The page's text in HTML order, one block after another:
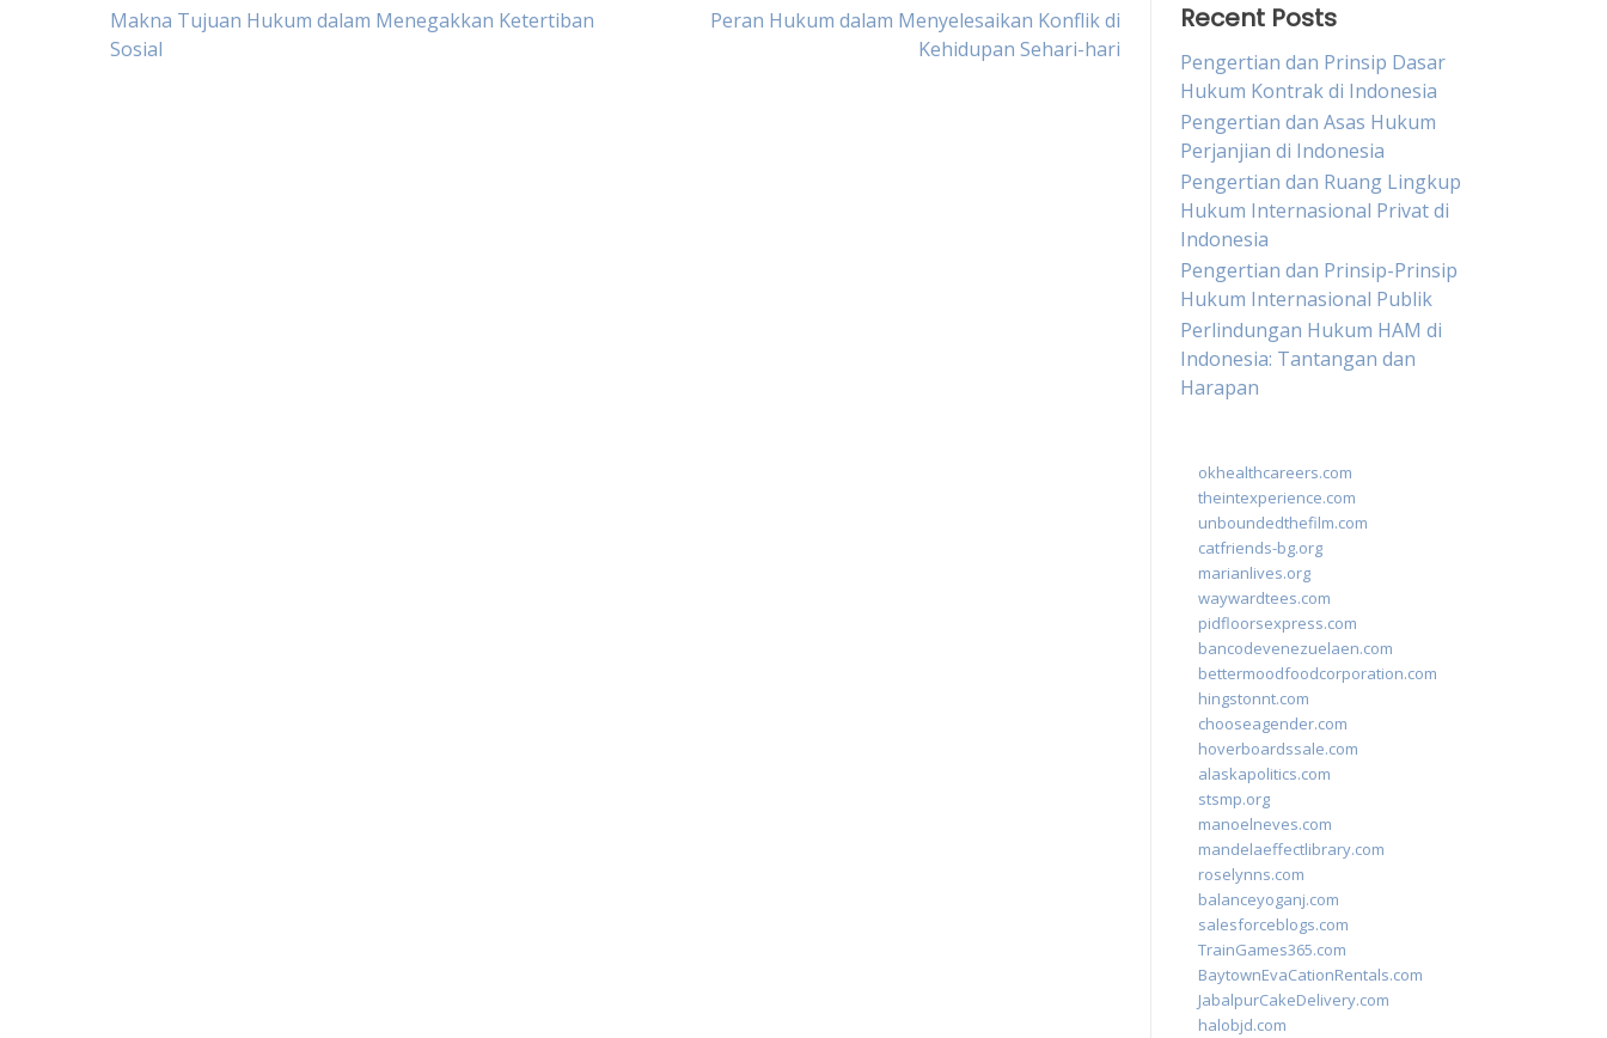
Post
Makna Tujuan Hukum dalam Menegakkan Ketertiban
Sosial
Peran Hukum dalam Menyelesaikan Konflik di
Kehidupan Sehari-hari
Recent Posts
Pengertian dan Prinsip Dasar
Hukum Kontrak di Indonesia
Pengertian dan Asas Hukum
Perjanjian di Indonesia
Pengertian dan Ruang Lingkup
Hukum Internasional Privat di
Indonesia
Pengertian dan Prinsip-Prinsip
Hukum Internasional Publik
Perlindungan Hukum HAM di
Indonesia: Tantangan dan
Harapan
okhealthcareers.com
theintexperience.com
unboundedthefilm.com
catfriends-bg.org
marianlives.org
waywardtees.com
pidfloorsexpress.com
bancodevenezuelaen.com
bettermoodfoodcorporation.com
hingstonnt.com
chooseagender.com
hoverboardssale.com
alaskapolitics.com
stsmp.org
manoelneves.com
mandelaeffectlibrary.com
roselynns.com
balanceyoganj.com
salesforceblogs.com
TrainGames365.com
BaytownEvaCationRentals.com
JabalpurCakeDelivery.com
halobjd.com